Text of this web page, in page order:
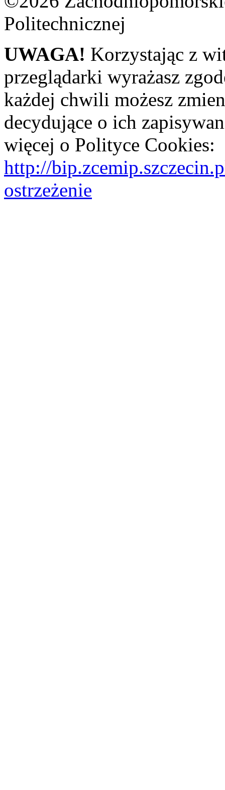
Politechnicznej
UWAGA! Korzystając z
przeglądarki wyrażasz
każdej chwili możesz
decydujące o ich
więcej o Polityce Cookies:
http://
ostrzeżenie